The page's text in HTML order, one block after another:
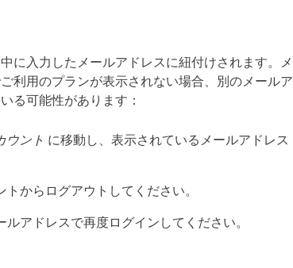
に入力したメールアドレスに紐付けされます。メ
利用のプランが表示されない場合、別のメールア
る可能性があります：
ウント に移動し、表示されているメールアドレス
からログアウトしてください。
アドレスで再度ログインしてください。